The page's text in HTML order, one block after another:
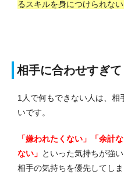
るスキルを身につけられな
相手に合わせすぎて
1人で何もできない人は、相
いです。
「嫌われたくない」「余計
ない」 といった気持ちが強
相手の気持ちを優先してしま